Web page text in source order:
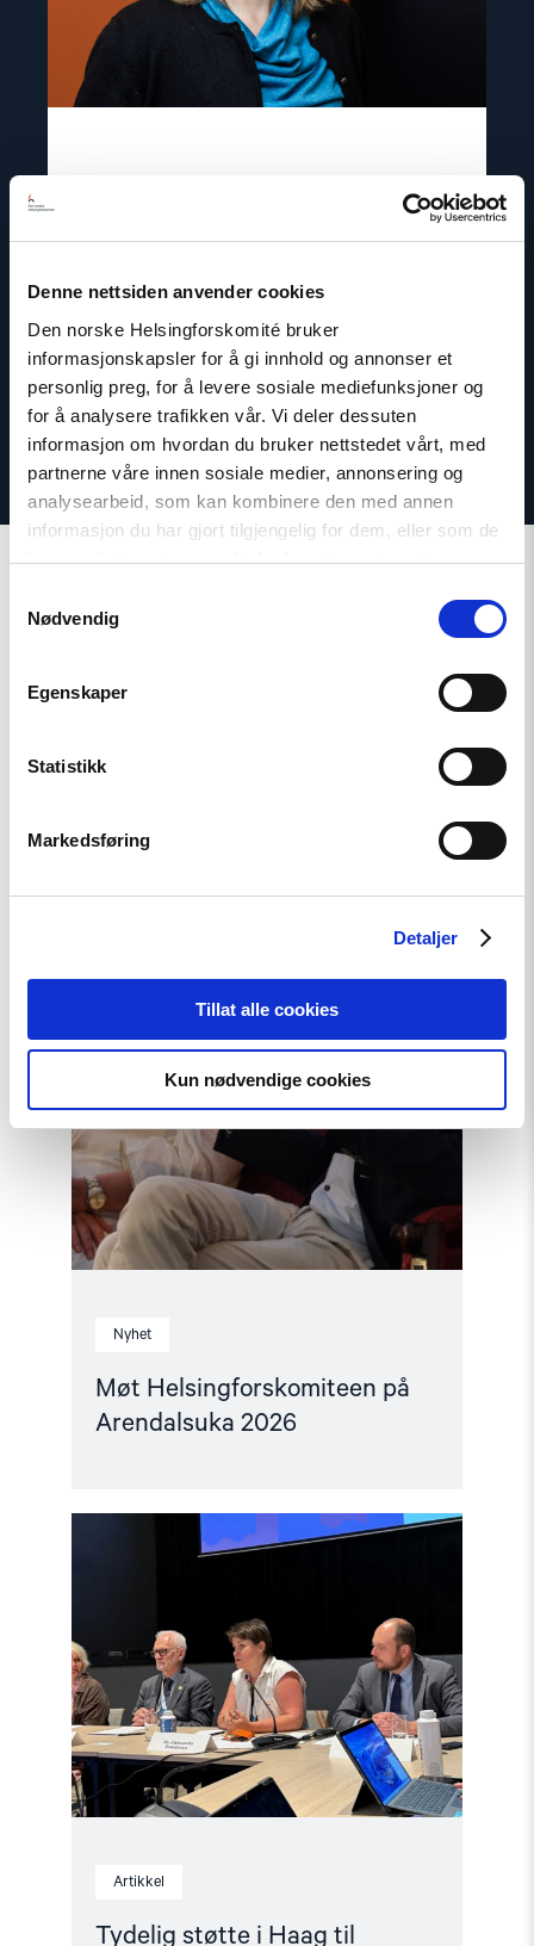
Denne nettsiden anvender cookies
Den norske Helsingforskomité bruker
informasjonskapsler for å gi innhold og annonser et
personlig preg, for å levere sosiale mediefunksjoner og
for å analysere trafikken vår. Vi deler dessuten
informasjon om hvordan du bruker nettstedet vårt, med
partnerne våre innen sosiale medier, annonsering og
analysearbeid, som kan kombinere den med annen
informasjon du har gjort tilgjengelig for dem, eller som de
har samlet inn gjennom din bruk av tjenestene deres.
Nødvendig
Egenskaper
Statistikk
Markedsføring
Detaljer
Tillat alle cookies
Kun nødvendige cookies
Telefon: +47 93 28 43 04
Nyhet
Møt Helsingforskomiteen på
Arendalsuka 2026
Arendalsuka
Artikkel
Tydelig støtte i Haag til
article
Haag
til
«People
First»"